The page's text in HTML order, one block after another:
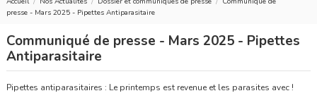
presse - Mars 2025 - Pipettes Antiparasitaire
Communiqué de presse - Mars 2025 - Pipettes
Antiparasitaire
Pipettes antiparasitaires : Le printemps est revenue et les parasites avec !